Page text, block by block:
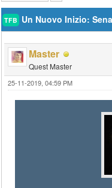
TFB Un Nuovo Inizio:
Master
Quest Master
25-11-2019, 04:59 PM